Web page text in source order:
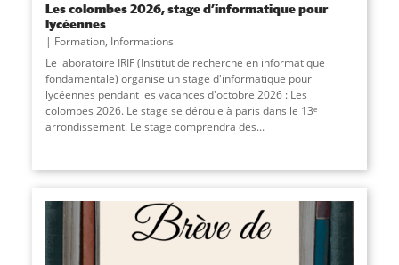
Les colombes 2026, stage d’informatique pour
lycéennes
Formation, Informations
Le laboratoire IRIF (Institut de recherche en informatique
fondamentale) organise un stage d'informatique pour
lycéennes pendant les vacances d'octobre 2026 : Les
colombes 2026. Le stage se déroule à paris dans le 13ᵉ
arrondissement. Le stage comprendra des...